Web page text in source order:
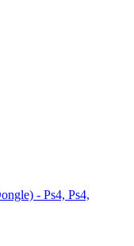
- Ps4, Ps4,